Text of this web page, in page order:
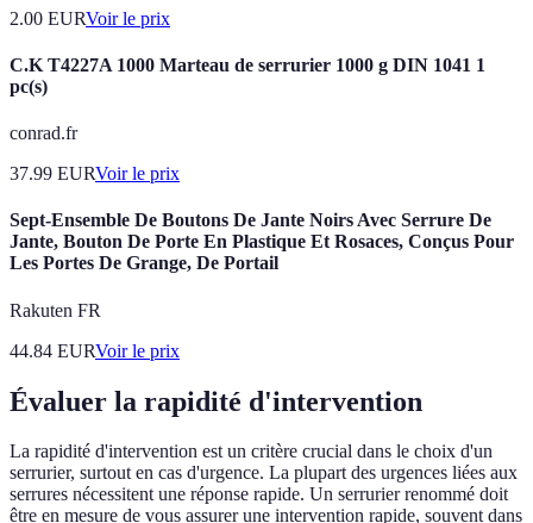
2.00 EURVoir le prix
C.K T4227A 1000 Marteau de serrurier 1000 g DIN 1041 1
pc(s)
conrad.fr
37.99 EURVoir le prix
Sept-Ensemble De Boutons De Jante Noirs Avec Serrure De
Jante, Bouton De Porte En Plastique Et Rosaces, Conçus Pour
Les Portes De Grange, De Portail
Rakuten FR
44.84 EURVoir le prix
Évaluer la rapidité d'intervention
La rapidité d'intervention est un critère crucial dans le choix d'un
serrurier, surtout en cas d'urgence. La plupart des urgences liées aux
serrures nécessitent une réponse rapide. Un serrurier renommé doit
être en mesure de vous assurer une intervention rapide, souvent dans